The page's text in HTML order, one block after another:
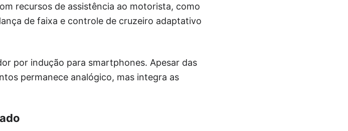
recursos de assistência ao motorista, como
de faixa e controle de cruzeiro adaptativo
por indução para smartphones. Apesar das
permanece analógico, mas integra as